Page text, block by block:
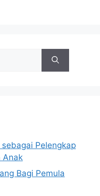
Pelengkap
Anak
Bagi Pemula